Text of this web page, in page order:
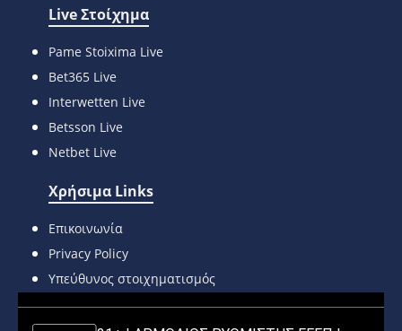
Live Στοίχημα
Pame Stoixima Live
Bet365 Live
Interwetten Live
Betsson Live
Netbet Live
Χρήσιμα Links
Επικοινωνία
Privacy Policy
Υπεύθυνος στοιχηματισμός